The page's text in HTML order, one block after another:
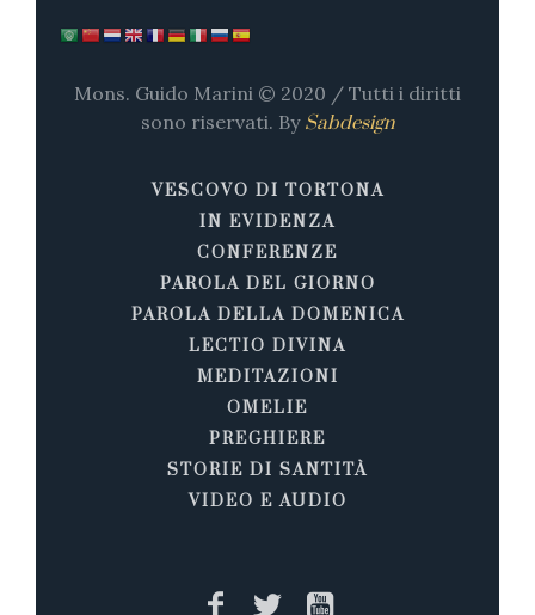
Mons. Guido Marini © 2020 / Tutti i diritti
sono riservati. By Sabdesign
VESCOVO DI TORTONA
IN EVIDENZA
CONFERENZE
PAROLA DEL GIORNO
PAROLA DELLA DOMENICA
LECTIO DIVINA
MEDITAZIONI
OMELIE
PREGHIERE
STORIE DI SANTITÀ
VIDEO E AUDIO